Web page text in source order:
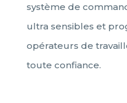
système de
ultra sensibles et
opérateurs de
toute confiance.